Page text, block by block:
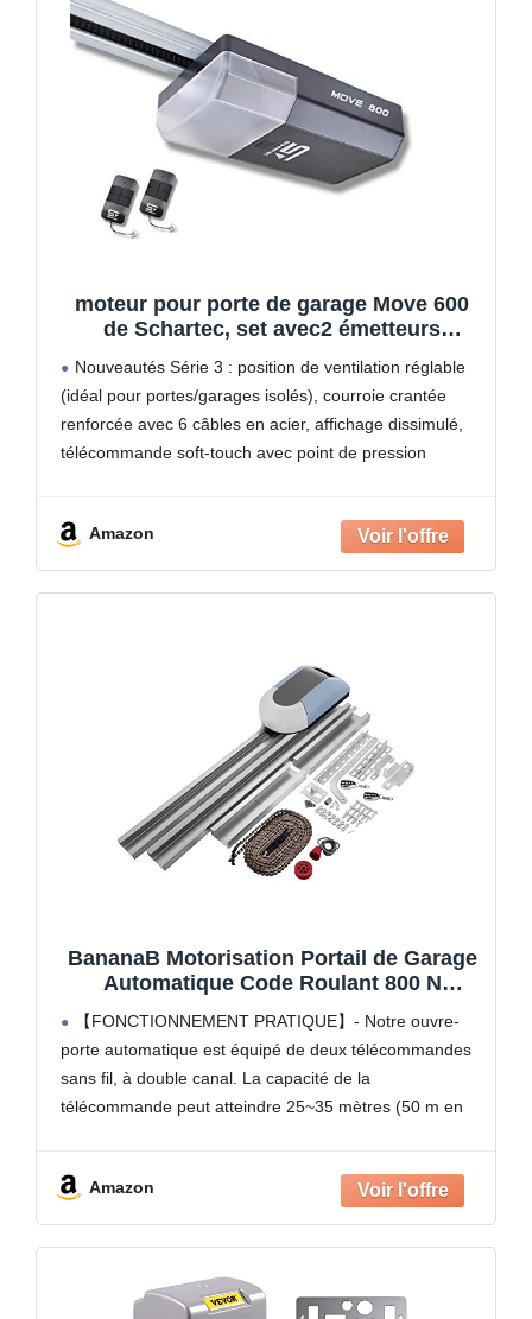
moteur pour porte de garage Move 600
de Schartec, set avec2 émetteurs
Moteur de portail de garage - moteur de
porte de garage
Nouveautés Série 3 : position de ventilation réglable
(idéal pour portes/garages isolés), courroie crantée
renforcée avec 6 câbles en acier, affichage dissimulé,
télécommande soft-touch avec point de pression
Amazon
BananaB Motorisation Portail de Garage
Automatique Code Roulant 800 N
Complet pour Porte Basculante 154W
max Portail Électrique a Vérin avec Code
Roulant, Portes Sectionnelles et Portes
Basculantes
【FONCTIONNEMENT PRATIQUE】- Notre ouvre-
porte automatique est équipé de deux télécommandes
sans fil, à double canal. La capacité de la
télécommande peut atteindre 25~35 mètres (50 m en
l'ouvre-porte produit moins de 60
Amazon